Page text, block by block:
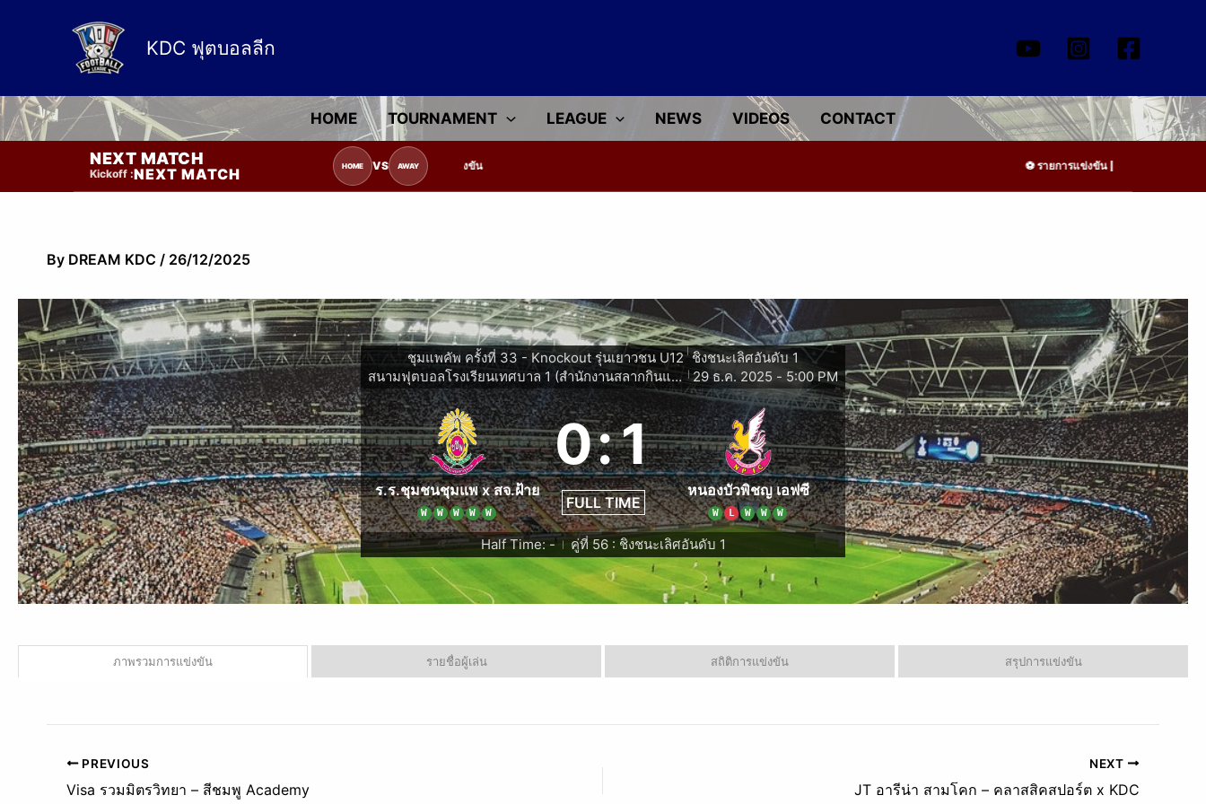
KDC ฟุตบอลลีก
HOME TOURNAMENT LEAGUE NEWS VIDEOS CONTACT
NEXT MATCH
Kickoff :NEXT MATCH HOME VS AWAY
รายการแข่งขัน | รอระบุวันแข่งขัน | รอข้อมูลทีมแข่งขัน รายการแข่งขัน | รอระบุวันแข่งขัน |
By DREAM KDC / 26/12/2025
ชุมแพคัพ ครั้งที่ 33 - Knockout รุ่นเยาวชน U12 | ชิงชนะเลิศอันดับ 1
สนามฟุตบอลโรงเรียนเทศบาล 1 (สำนักงานสลากกินแบ่งรัฐบาลอุปถัมภ์)
29 ธ.ค. 2025 - 5:00 PM
ร.ร.ชุมชนชุมแพ x สจ.ฝ้าย
W W W W W
0:1
FULL TIME
หนองบัวพิชญ เอฟซี
W L W W W
Half Time: - คู่ที่ 56 : ชิงชนะเลิศอันดับ 1
ภาพรวมการแข่งขัน รายชื่อผู้เล่น สถิติการแข่งขัน สรุปการแข่งขัน
PREVIOUS
Visa รวมมิตรวิทยา – สีชมพู Academy
NEXT
JT อารีน่า สามโคก – คลาสสิคสปอร์ต x KDC